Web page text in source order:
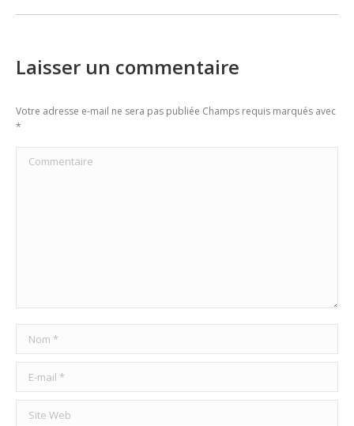
Laisser un commentaire
Votre adresse e-mail ne sera pas publiée Champs requis marqués avec
*
Commentaire
Nom *
E-mail *
Site Web